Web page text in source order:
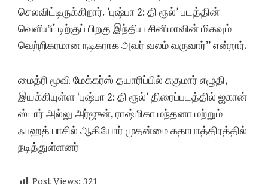
செலவிட்டிருக்கிறார். ’புஷ்பா 2: தி ரூல்’ படத்தின்
வெளியீட்டிற்குப் பிறகு இந்திய சினிமாவின் மிகவும்
வெற்றிகரமான நடிகராக அவர் வலம் வருவார்” என்றார்.
மைத்ரி மூவி மேக்கர்ஸ் தயாரிப்பில் சுகுமார் எழுதி,
இயக்கியுள்ள ‘புஷ்பா 2: தி ரூல்’ திரைப்படத்தில் ஐகான்
ஸ்டார் அல்லு அர்ஜுன், ராஷ்மிகா மந்தனா மற்றும்
ஃபஹத் பாசில் ஆகியோர் முதன்மை கதாபாத்திரத்தில்
நடித்துள்ளனர்
Post Views: 321